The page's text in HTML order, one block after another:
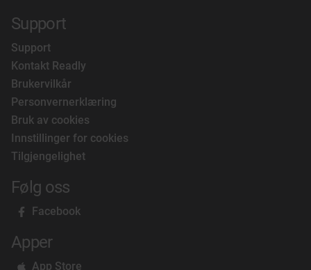
Support
Support
Kontakt Readly
Brukervilkår
Personvernerklæring
Bruk av cookies
Innstillinger for cookies
Tilgjengelighet
Følg oss
Facebook
Apper
App Store